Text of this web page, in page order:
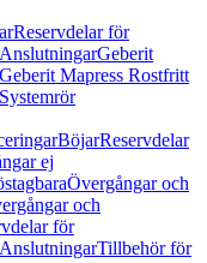
Reservdelar för
Geberit
Mapress Rostfritt
BöjarReservdelar
ej
Övergångar och
och
för
Tillbehör för